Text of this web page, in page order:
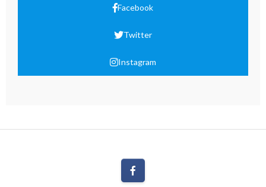
Facebook
Twitter
Instagram